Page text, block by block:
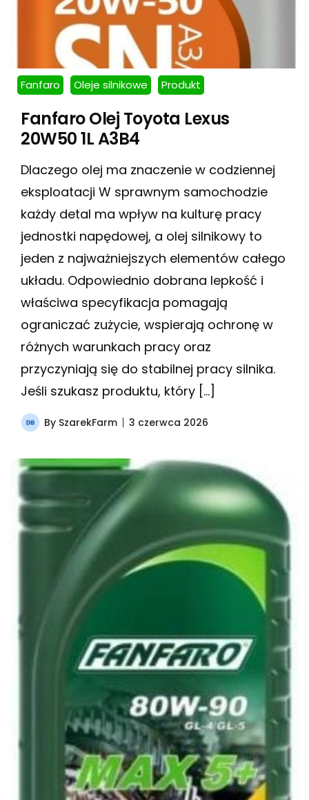
Fanfaro Oleje silnikowe Produkt
Fanfaro Olej Toyota Lexus
20W50 1L A3B4
Dlaczego olej ma znaczenie w codziennej
eksploatacji W sprawnym samochodzie
każdy detal ma wpływ na kulturę pracy
jednostki napędowej, a olej silnikowy to
jeden z najważniejszych elementów całego
układu. Odpowiednio dobrana lepkość i
właściwa specyfikacja pomagają
ograniczać zużycie, wspierają ochronę w
różnych warunkach pracy oraz
przyczyniają się do stabilnej pracy silnika.
Jeśli szukasz produktu, który […]
By SzarekFarm 3 czerwca 2026